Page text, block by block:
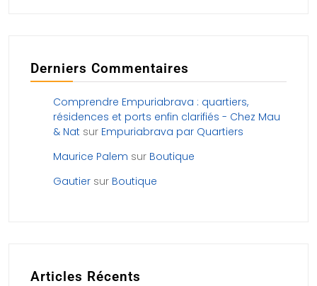
Derniers Commentaires
Comprendre Empuriabrava : quartiers,
résidences et ports enfin clarifiés - Chez Mau
& Nat sur Empuriabrava par Quartiers
Maurice Palem sur Boutique
Gautier sur Boutique
Articles Récents